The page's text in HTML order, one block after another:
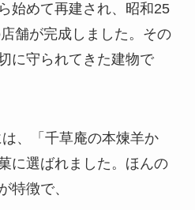
始めて再建され、昭和25
舗が完成しました。その
に守られてきた建物で
、「千草庵の本煉羊か
に選ばれました。ほんの
特徴で、